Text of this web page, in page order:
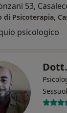
53,
di Psicoterapia,
psicologico